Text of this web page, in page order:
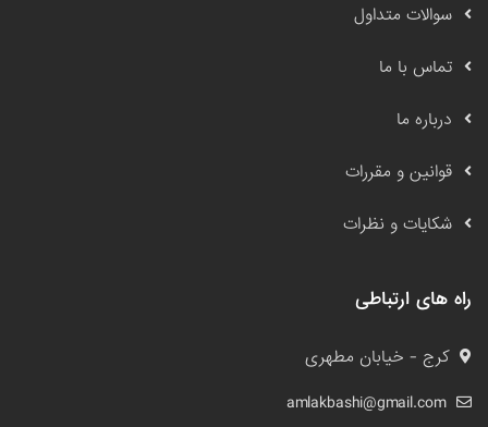
سوالات متداول
تماس با ما
درباره ما
قوانین و مقررات
شکایات و نظرات
راه های ارتباطی
کرج - خیابان مطهری
amlakbashi@gmail.com